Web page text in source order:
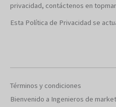
privacidad, contáctenos en
Esta Política de Privacidad se
Términos y condiciones
Bienvenido a Ingenieros de